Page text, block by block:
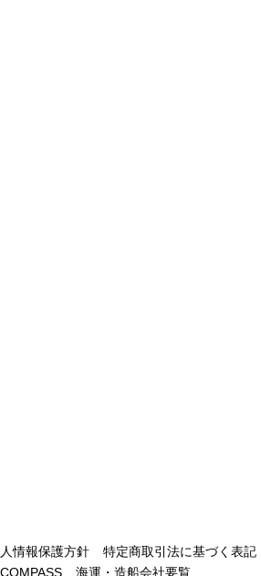
情報保護方針 特定商取引法に基づく表記
COMPASS 海運・造船会社要覧